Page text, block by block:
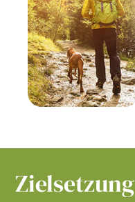
Zielsetzung